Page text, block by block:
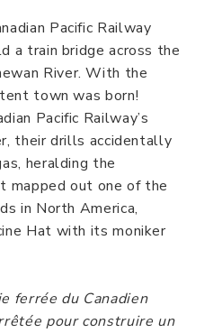
Pacific Railway
a train bridge across the
River. With the
town was born!
Pacific Railway’s
their drills accidentally
heralding the
mapped out one of the
in North America,
Hat with its moniker
ferrée du Canadien
pour construire un